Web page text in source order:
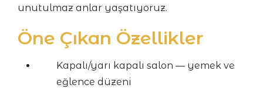
unutulmaz anlar yaşatıyoruz.
Öne Çıkan Özellikler
Kapalı/yarı kapalı salon — yemek ve
eğlence düzeni